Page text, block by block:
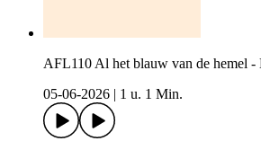
AFL110 Al het blauw van de hemel -
05-06-2026
1 u. 1 Min.